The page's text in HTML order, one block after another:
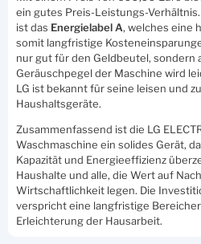
ein gutes Preis-Leistungs-
ist das Energielabel A, welches eine
somit langfristige
nur gut für den Geldbeutel, sondern
Geräuschpegel der Maschine wird
LG ist bekannt für seine leisen und
Haushaltsgeräte.
Zusammenfassend ist die LG
Waschmaschine ein solides Gerät,
Kapazität und Energieeffizienz
Haushalte und alle, die Wert auf
Wirtschaftlichkeit legen. Die
verspricht eine langfristige
Erleichterung der Hausarbeit.